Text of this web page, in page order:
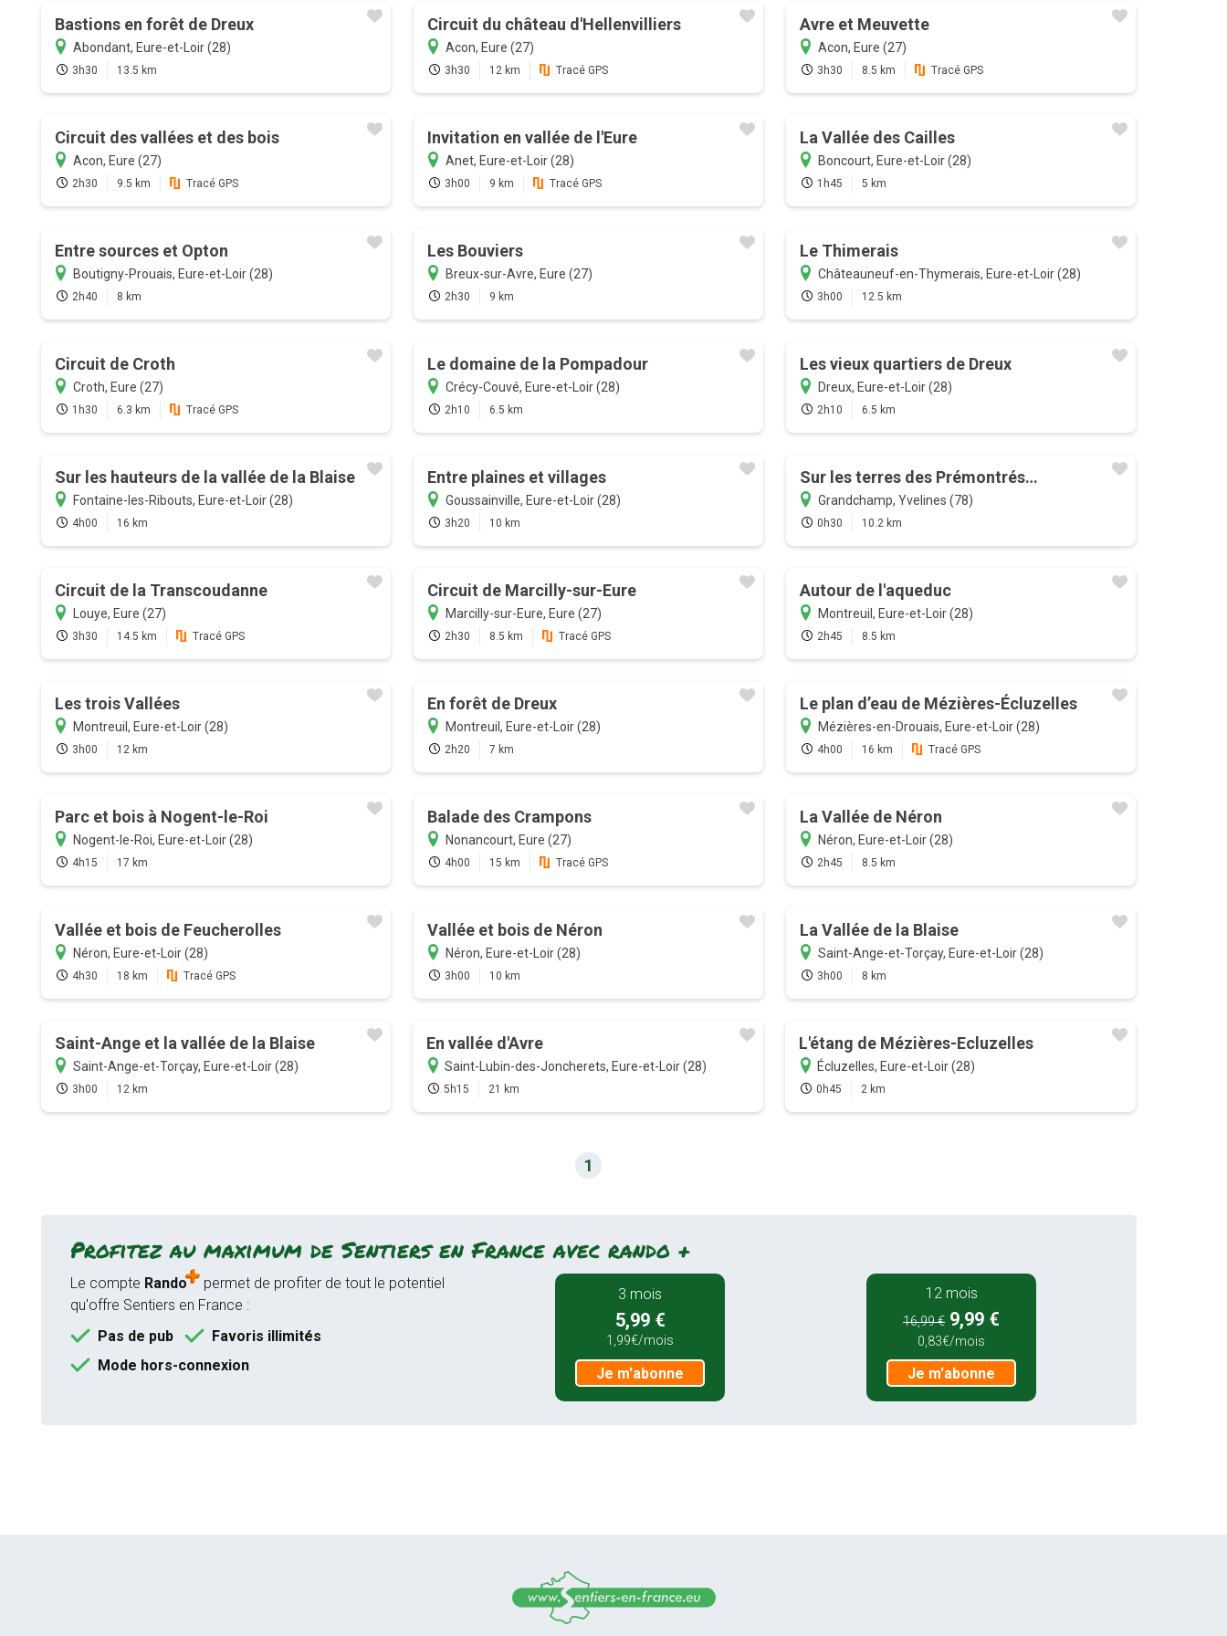
Bastions en forêt de Dreux
Abondant, Eure-et-Loir (28)
3h30 13.5 km
Circuit du château d'Hellenvilliers
Acon, Eure (27)
3h30 12 km Tracé GPS
Avre et Meuvette
Acon, Eure (27)
3h30 8.5 km Tracé GPS
Circuit des vallées et des bois
Acon, Eure (27)
2h30 9.5 km Tracé GPS
Invitation en vallée de l'Eure
Anet, Eure-et-Loir (28)
3h00 9 km Tracé GPS
La Vallée des Cailles
Boncourt, Eure-et-Loir (28)
1h45 5 km
Entre sources et Opton
Boutigny-Prouais, Eure-et-Loir (28)
2h40 8 km
Les Bouviers
Breux-sur-Avre, Eure (27)
2h30 9 km
Le Thimerais
Châteauneuf-en-Thymerais, Eure-et-Loir (28)
3h00 12.5 km
Circuit de Croth
Croth, Eure (27)
1h30 6.3 km Tracé GPS
Le domaine de la Pompadour
Crécy-Couvé, Eure-et-Loir (28)
2h10 6.5 km
Les vieux quartiers de Dreux
Dreux, Eure-et-Loir (28)
2h10 6.5 km
Sur les hauteurs de la vallée de la Blaise
Fontaine-les-Ribouts, Eure-et-Loir (28)
4h00 16 km
Entre plaines et villages
Goussainville, Eure-et-Loir (28)
3h20 10 km
Sur les terres des Prémontrés…
Grandchamp, Yvelines (78)
0h30 10.2 km
Circuit de la Transcoudanne
Louye, Eure (27)
3h30 14.5 km Tracé GPS
Circuit de Marcilly-sur-Eure
Marcilly-sur-Eure, Eure (27)
2h30 8.5 km Tracé GPS
Autour de l'aqueduc
Montreuil, Eure-et-Loir (28)
2h45 8.5 km
Les trois Vallées
Montreuil, Eure-et-Loir (28)
3h00 12 km
En forêt de Dreux
Montreuil, Eure-et-Loir (28)
2h20 7 km
Le plan d’eau de Mézières-Écluzelles
Mézières-en-Drouais, Eure-et-Loir (28)
4h00 16 km Tracé GPS
Parc et bois à Nogent-le-Roi
Nogent-le-Roi, Eure-et-Loir (28)
4h15 17 km
Balade des Crampons
Nonancourt, Eure (27)
4h00 15 km Tracé GPS
La Vallée de Néron
Néron, Eure-et-Loir (28)
2h45 8.5 km
Vallée et bois de Feucherolles
Néron, Eure-et-Loir (28)
4h30 18 km Tracé GPS
Vallée et bois de Néron
Néron, Eure-et-Loir (28)
3h00 10 km
La Vallée de la Blaise
Saint-Ange-et-Torçay, Eure-et-Loir (28)
3h00 8 km
Saint-Ange et la vallée de la Blaise
Saint-Ange-et-Torçay, Eure-et-Loir (28)
3h00 12 km
En vallée d'Avre
Saint-Lubin-des-Joncherets, Eure-et-Loir (28)
5h15 21 km
L'étang de Mézières-Ecluzelles
Écluzelles, Eure-et-Loir (28)
0h45 2 km
1
Profitez au maximum de Sentiers en France avec rando +
Le compte Rando
permet de profiter de tout le potentiel
qu'offre Sentiers en France :
Pas de pub
Favoris illimités
Mode hors-connexion
3 mois
5,99 €
1,99€/mois
Je m'abonne
12 mois
16,99 € 9,99 €
0,83€/mois
Je m'abonne